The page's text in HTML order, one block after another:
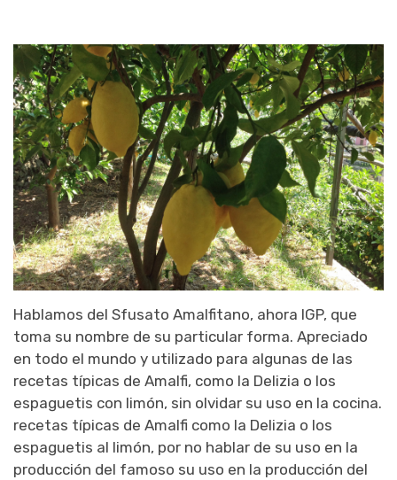
Hablamos del Sfusato Amalfitano, ahora IGP, que
toma su nombre de su particular forma. Apreciado
en todo el mundo y utilizado para algunas de las
recetas típicas de Amalfi, como la Delizia o los
espaguetis con limón, sin olvidar su uso en la cocina.
recetas típicas de Amalfi como la Delizia o los
espaguetis al limón, por no hablar de su uso en la
producción del famoso su uso en la producción del